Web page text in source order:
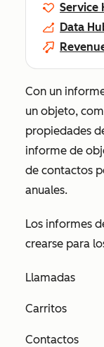
Service
Data
Con un
un objeto,
propiedades
informe de
de contactos
anuales.
Los informes
crearse para
Llamadas
Carritos
Contactos